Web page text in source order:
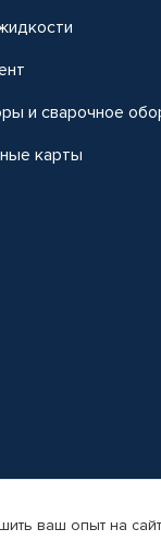
и сварочное
карты
магазин
ваш опыт на